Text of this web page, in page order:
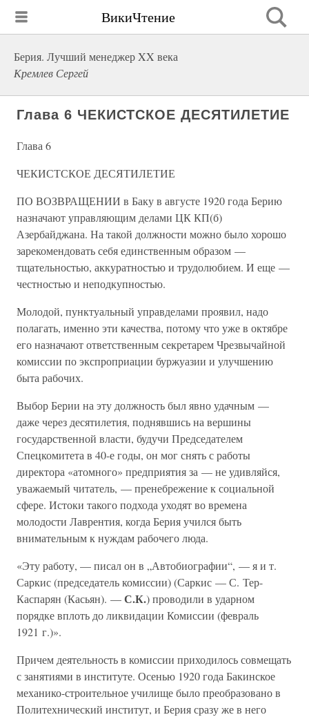
ВикиЧтение
Берия. Лучший менеджер XX века
Кремлев Сергей
Глава 6 ЧЕКИСТСКОЕ ДЕСЯТИЛЕТИЕ
Глава 6
ЧЕКИСТСКОЕ ДЕСЯТИЛЕТИЕ
ПО ВОЗВРАЩЕНИИ в Баку в августе 1920 года Берию
назначают управляющим делами ЦК КП(б)
Азербайджана. На такой должности можно было хорошо
зарекомендовать себя единственным образом —
тщательностью, аккуратностью и трудолюбием. И еще —
честностью и неподкупностью.
Молодой, пунктуальный управделами проявил, надо
полагать, именно эти качества, потому что уже в октябре
его назначают ответственным секретарем Чрезвычайной
комиссии по экспроприации буржуазии и улучшению
быта рабочих.
Выбор Берии на эту должность был явно удачным —
даже через десятилетия, поднявшись на вершины
государственной власти, будучи Председателем
Спецкомитета в 40-е годы, он мог снять с работы
директора «атомного» предприятия за — не удивляйся,
уважаемый читатель, — пренебрежение к социальной
сфере. Истоки такого подхода уходят во времена
молодости Лаврентия, когда Берия учился быть
внимательным к нуждам рабочего люда.
«Эту работу, — писал он в „Автобиографии“, — я и т.
Саркис (председатель комиссии) (Саркис — С. Тер-
Каспарян (Касьян). —С.К.) проводили в ударном
порядке вплоть до ликвидации Комиссии (февраль
1921 г.)».
Причем деятельность в комиссии приходилось совмещать
с занятиями в институте. Осенью 1920 года Бакинское
механико-строительное училище было преобразовано в
Политехнический институт, и Берия сразу же в него